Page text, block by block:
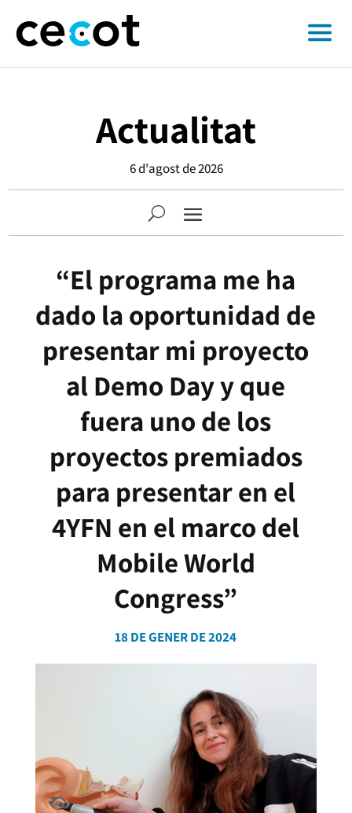
Actualitat
6 d'agost de 2026
“El programa me ha
dado la oportunidad de
presentar mi proyecto
al Demo Day y que
fuera uno de los
proyectos premiados
para presentar en el
4YFN en el marco del
Mobile World
Congress”
18 DE GENER DE 2024